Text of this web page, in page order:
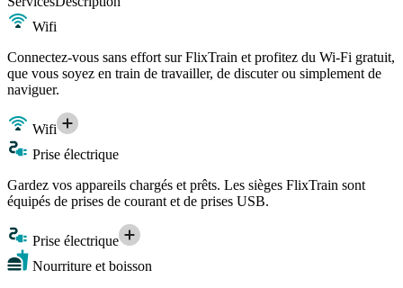
Wifi
Connectez-vous sans effort sur FlixTrain et profitez du Wi-Fi gratuit,
que vous soyez en train de travailler, de discuter ou simplement de
naviguer.
Wifi
Prise électrique
Gardez vos appareils chargés et prêts. Les sièges FlixTrain sont
équipés de prises de courant et de prises USB.
Prise électrique
Nourriture et boisson